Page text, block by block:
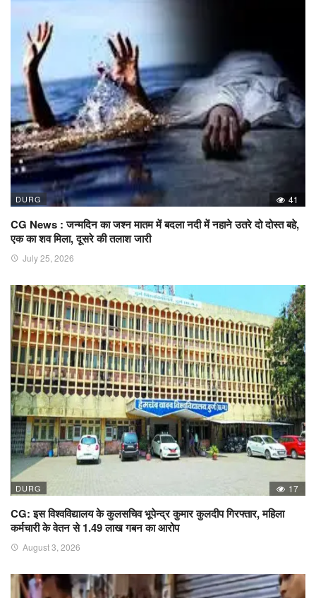
DURG 41
CG News : जन्मदिन का जश्न मातम में बदला नदी में नहाने उतरे दो दोस्त बहे,
एक का शव मिला, दूसरे की तलाश जारी
July 25, 2026
DURG 17
CG: इस विश्वविद्यालय के कुलसचिव भूपेन्द्र कुमार कुलदीप गिरफ्तार, महिला
कर्मचारी के वेतन से 1.49 लाख गबन का आरोप
August 3, 2026